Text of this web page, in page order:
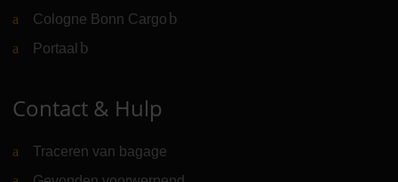
Cologne Bonn Cargo (Link naar externe website)
Portaal (Link naar externe website)
Contact & Hulp
Traceren van bagage